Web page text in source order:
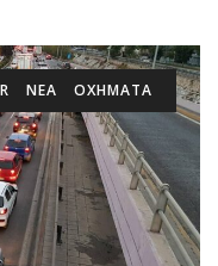
ΝΕΑ ΟΧΗΜΑΤΑ